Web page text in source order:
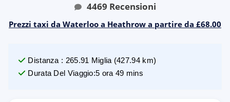
4469 Recensioni
Prezzi taxi da Waterloo a Heathrow a partire da £68.00
Distanza : 265.91 Miglia (427.94km)
Durata Del Viaggio:5 ora 49 mins